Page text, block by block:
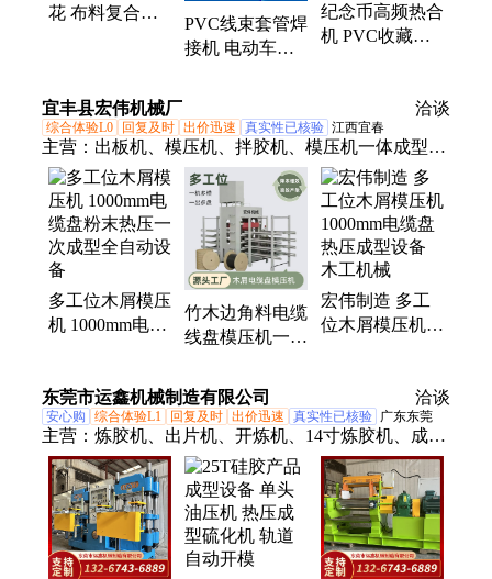
花 布料复合凹
PVC线束套管焊
接机 电动车电
纪念币高频热合
机 PVC收藏袋
宜丰县宏伟机械厂
洽谈
综合体验L0 回复及时 出价迅速 真实性已核验 江西宜春
主营： 出板机、模压机、拌胶机、模压机一体成型
机、喂料机、托盘模具、托盘设备、布袋除尘、模压
设备、模压托盘、模具不锈钢、滚筒干燥机、模压生
产线、托盘生产线、聚氨酯材料压机、木料粉杂木碎
料
多工位木屑模压
机 1000mm电缆
竹木边角料电缆
线盘模压机一次
位处理设备 源
头厂家
宏伟制造 多工
位木屑模压机
东莞市运鑫机械制造有限公司 洽谈
安心购 综合体验L1 回复及时 出价迅速 真实性已核验 广东东莞
主营： 炼胶机、出片机、开炼机、14寸炼胶机、成型
机、混炼机、翻胶机、压片机、硅胶设备、9寸开炼
机、12寸开炼机、硅橡胶设备、硫化机、3寸炼胶
机、实验室炼胶机、硅胶开炼机、实验混炼机、自动
开炼机、水冷混炼机、单头硫化机、双头硫化机、18
寸开炼机、小型开炼机、单组平板硫化机、单组100